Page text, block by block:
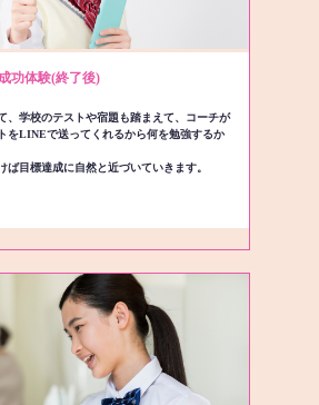
功体験(終了後)
、学校のテストや宿題も踏まえて、コーチが
をLINEで送ってくれるから何を勉強するか
ば目標達成に自然と近づいていきます。